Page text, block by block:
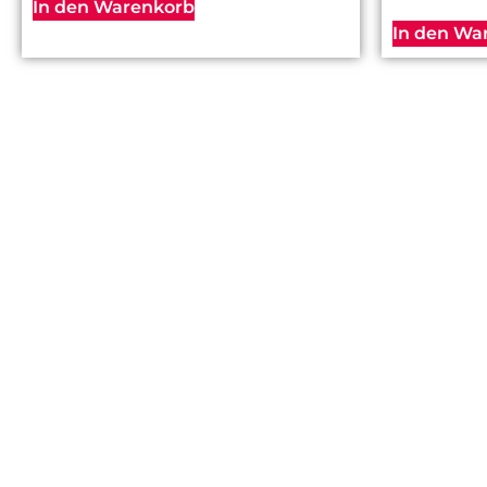
In den Warenkorb
In den